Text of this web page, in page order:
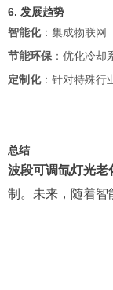
6. 发展趋势
智能化：集成物联网
节能环保：优化冷却
定制化：针对特殊行
总结
波段可调氙灯光老
制。未来，随着智